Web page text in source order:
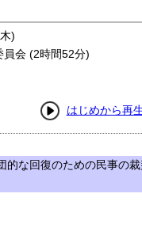
)
員会 (2時間52分)
はじめから再
的な回復のための民事の